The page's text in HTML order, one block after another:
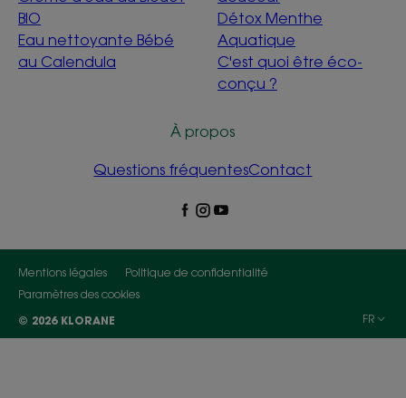
BIO
Eau nettoyante Bébé
au Calendula
Détox Menthe
Aquatique
C'est quoi être éco-
conçu ?
À propos
Questions fréquentesContact
Mentions légales
Politique de confidentialité
Paramètres des cookies
© 2026 KLORANE
FR